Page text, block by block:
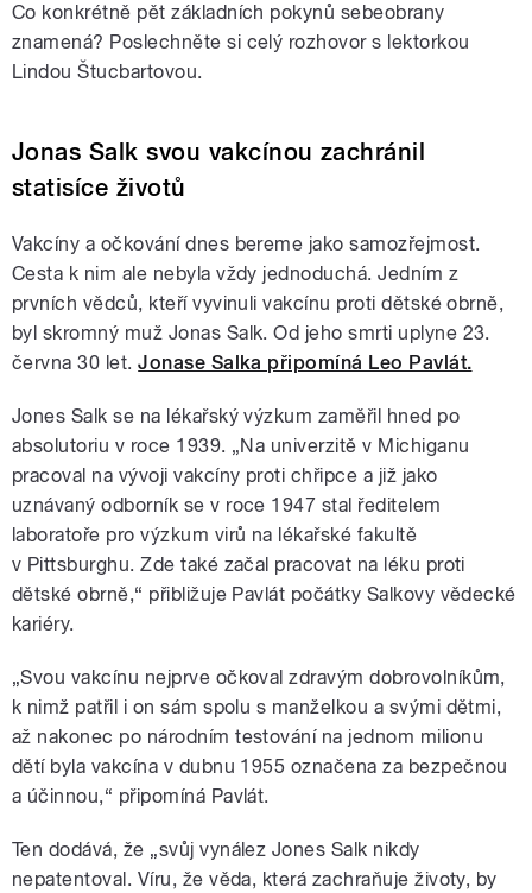
Co konkrétně pět základních pokynů sebeobrany
znamená? Poslechněte si celý rozhovor s lektorkou
Lindou Štucbartovou.
Jonas Salk svou vakcínou zachránil
statisíce životů
Vakcíny a očkování dnes bereme jako samozřejmost.
Cesta k nim ale nebyla vždy jednoduchá. Jedním z
prvních vědců, kteří vyvinuli vakcínu proti dětské obrně,
byl skromný muž Jonas Salk. Od jeho smrti uplyne 23.
června 30 let.Jonase Salka připomíná Leo Pavlát.
Jones Salk se na lékařský výzkum zaměřil hned po
absolutoriu v roce 1939. „Na univerzitě v Michiganu
pracoval na vývoji vakcíny proti chřipce a již jako
uznávaný odborník se v roce 1947 stal ředitelem
laboratoře pro výzkum virů na lékařské fakultě
v Pittsburghu. Zde také začal pracovat na léku proti
dětské obrně,“ přibližuje Pavlát počátky Salkovy vědecké
kariéry.
„Svou vakcínu nejprve očkoval zdravým dobrovolníkům,
k nimž patřil i on sám spolu s manželkou a svými dětmi,
až nakonec po národním testování na jednom milionu
dětí byla vakcína v dubnu 1955 označena za bezpečnou
a účinnou,“ připomíná Pavlát.
Ten dodává, že „svůj vynález Jones Salk nikdy
nepatentoval. Víru, že věda, která zachraňuje životy, by